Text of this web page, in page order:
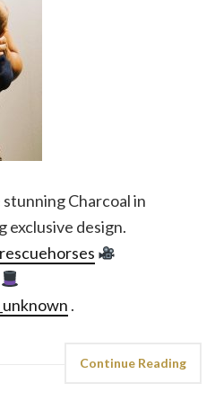
Charcoal in
exclusive design.
.
Continue Reading